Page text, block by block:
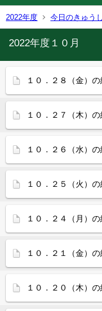
2022年度 今日のきゅう
2022年度１０月
１０．２８（金）の
１０．２７（木）の
１０．２６（水）の
１０．２５（火）の
１０．２４（月）の
１０．２１（金）の
１０．２０（木）の